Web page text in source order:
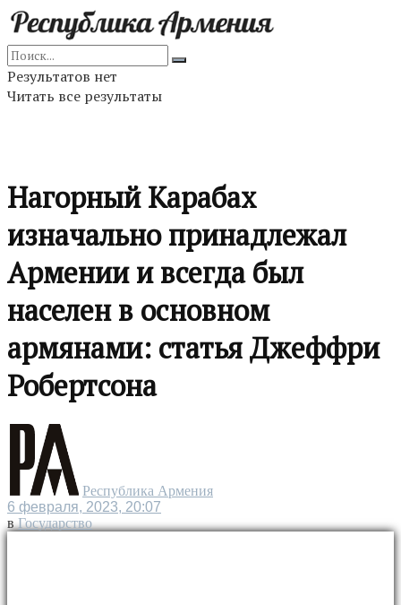
Результатов нет
Читать все результаты
Нагорный Карабах
изначально принадлежал
Армении и всегда был
населен в основном
армянами: статья Джеффри
Робертсона
Республика Армения
6 февраля, 2023, 20:07
в Государство